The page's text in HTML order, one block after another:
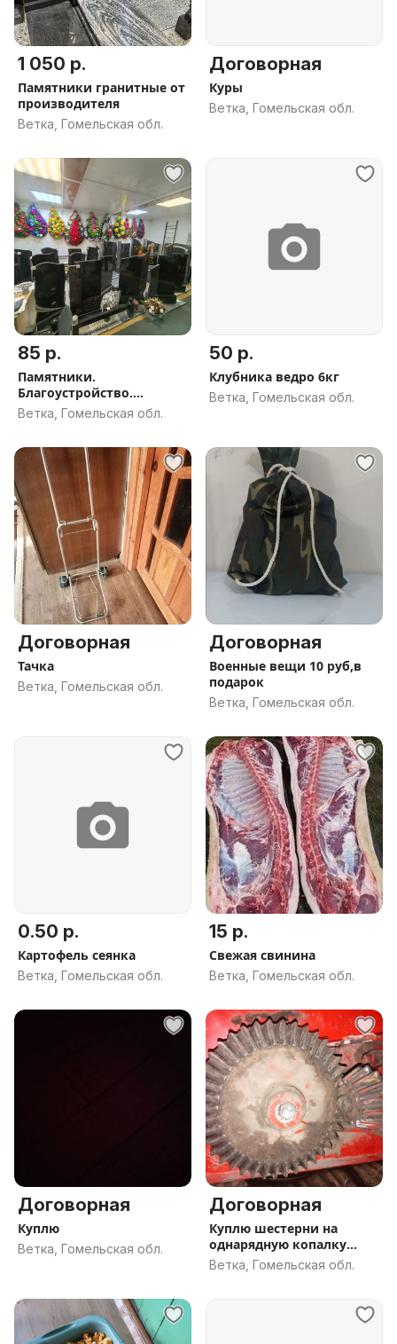
1 050 р.
Памятники гранитные от
производителя
Ветка, Гомельская обл.
Договорная
Куры
Ветка, Гомельская обл.
85 р.
Памятники.
Благоустройство.
Ограды.
Ветка, Гомельская обл.
50 р.
Клубника ведро 6кг
Ветка, Гомельская обл.
Договорная
Тачка
Ветка, Гомельская обл.
Договорная
Военные вещи 10 руб,в
подарок
Ветка, Гомельская обл.
0.50 р.
Картофель сеянка
Ветка, Гомельская обл.
15 р.
Свежая свинина
Ветка, Гомельская обл.
Договорная
Куплю
Ветка, Гомельская обл.
Договорная
Куплю шестерни на
однарядную копалку
можно б/у
Ветка, Гомельская обл.